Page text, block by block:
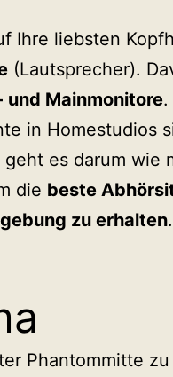
Ihre liebsten
(Lautsprecher).
Mainmonitore.
in Homestudios
es darum wie
die beste
zu erhalten.
Phantommitte